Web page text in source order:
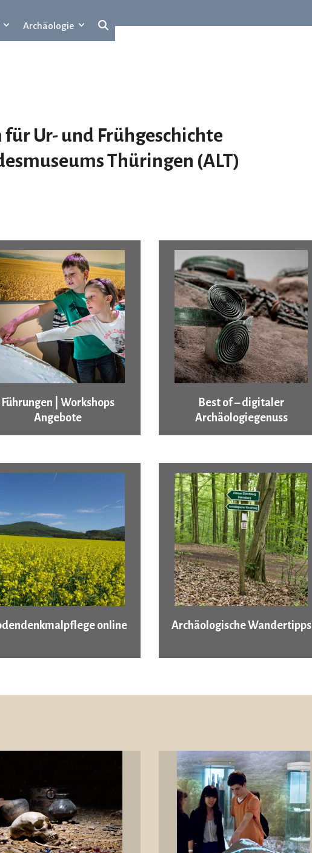
Archäologie
Ur- und Frühgeschichte
T hüringen (ALT)
Führungen | Workshops
Angebote
Best of – digitaler
Archäologiegenuss
online Archäologische Wandertipps